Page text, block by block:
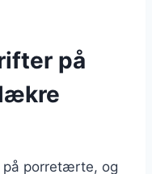
på
på porretærte, og